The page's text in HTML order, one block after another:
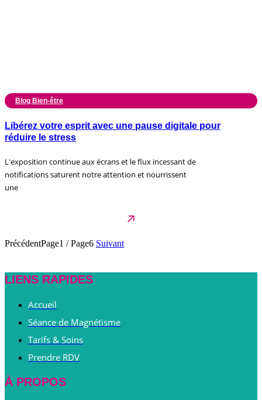
Blog Bien-être
Libérez votre esprit avec une pause digitale pour
réduire le stress
L'exposition continue aux écrans et le flux incessant de
notifications saturent notre attention et nourrissent
une
PrécédentPage1 / Page6 Suivant
LIENS RAPIDES
Accueil
Séance de Magnétisme
Tarifs & Soins
Prendre RDV
À PROPOS